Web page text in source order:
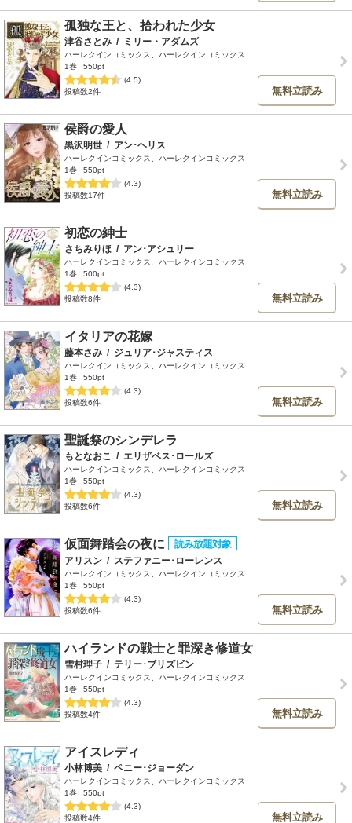
孤独な王と、拾われた少女
津谷さとみ / ミリー・アダムズ
ハーレクインコミックス、ハーレクインコミックス
1巻
550pt
(4.5)
投稿数2件
無料立読み
侯爵の愛人
黒沢明世 / アン･ヘリス
ハーレクインコミックス、ハーレクインコミックス
1巻
550pt
(4.3)
投稿数17件
無料立読み
初恋の紳士
さちみりほ / アン･アシュリー
ハーレクインコミックス、ハーレクインコミックス
1巻
500pt
(4.3)
投稿数8件
無料立読み
イタリアの花嫁
藤本さみ / ジュリア･ジャスティス
ハーレクインコミックス、ハーレクインコミックス
1巻
550pt
(4.3)
投稿数6件
無料立読み
聖誕祭のシンデレラ
もとなおこ / エリザベス･ロールズ
ハーレクインコミックス、ハーレクインコミックス
1巻
550pt
(4.3)
投稿数6件
無料立読み
仮面舞踏会の夜に
アリスン / ステファニー･ローレンス
ハーレクインコミックス、ハーレクインコミックス
1巻
550pt
(4.3)
投稿数6件
無料立読み
ハイランドの戦士と罪深き修道女
雪村理子 / テリー･ブリズビン
ハーレクインコミックス、ハーレクインコミックス
1巻
550pt
(4.3)
投稿数4件
無料立読み
アイスレディ
小林博美 / ペニー･ジョーダン
ハーレクインコミックス、ハーレクインコミックス
1巻
550pt
(4.3)
投稿数4件
無料立読み